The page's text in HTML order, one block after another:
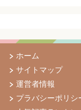
ホーム
サイトマップ
運営者情報
プラバシーポリシ